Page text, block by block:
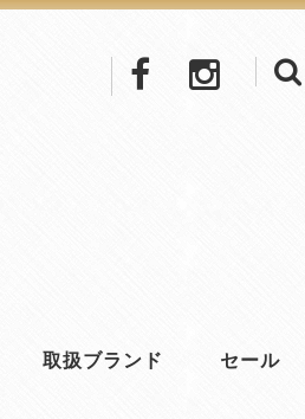
取扱ブランド セール